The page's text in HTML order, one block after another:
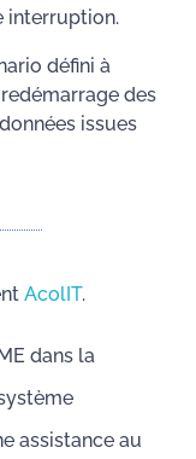
interruption.
défini à
des
issues
AcolIT.
dans la
assistance au